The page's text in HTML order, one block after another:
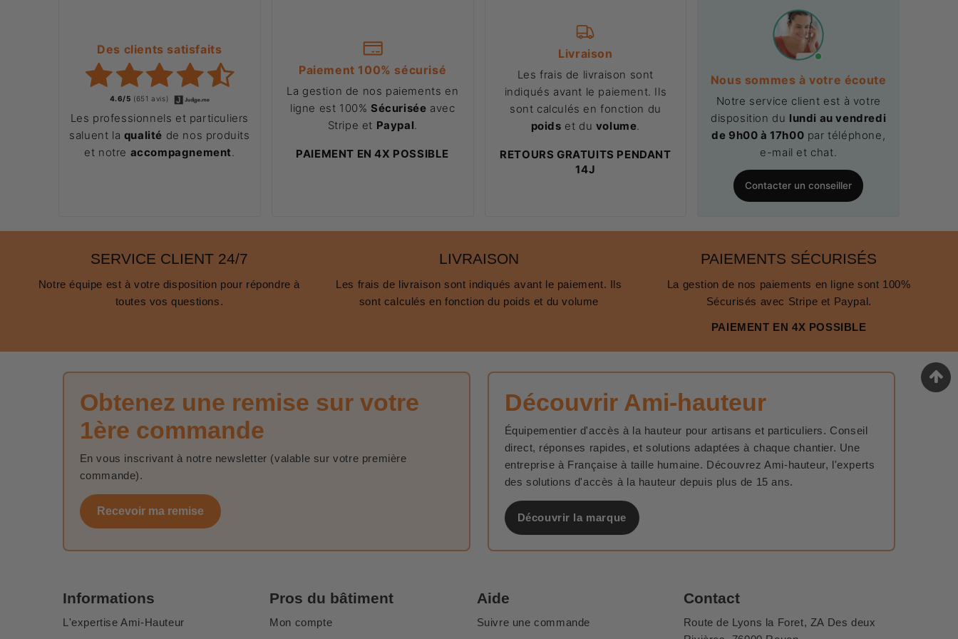
Des clients satisfaits
4.6/5 (651 avis)
Les professionnels et particuliers
saluent la qualité de nos produits
et notre accompagnement
Paiement 100% sécurisé
La gestion de nos paiements en
ligne est 100% Sécurisée avec
Stripe et Paypal
PAIEMENT EN 4X POSSIBLE
Livraison
Les frais de livraison sont
indiqués avant le paiement. Ils
sont calculés en fonction du
poids et du volume.
RETOURS GRATUITS PENDANT
14J
Nous sommes à votre écoute
Notre service client est à votre
disposition du lundi au vendredi
de 9h00 à 17h00 par téléphone,
e-mail et chat.
Contacter un conseiller
SERVICE CLIENT 24/7
Notre équipe est à votre disposition pour répondre à
toutes vos questions.
LIVRAISON
Les frais de livraison sont indiqués avant le paiement. Ils
sont calculés en fonction du poids et du volume
PAIEMENTS SÉCURISÉS
La gestion de nos paiements en ligne sont 100%
Sécurisés avec Stripe et Paypal.
PAIEMENT EN 4X POSSIBLE
Obtenez une remise sur votre
1ère commande
En vous inscrivant à notre newsletter (valable sur votre première
commande).
Recevoir ma remise
Découvrir Ami-hauteur
Équipementier d'accès à la hauteur pour artisans et particuliers. Conseil
direct, réponses rapides, et solutions adaptées à chaque chantier. Une
entreprise à Française à taille humaine. Découvrez Ami-hauteur, l'experts
des solutions d'accès à la hauteur depuis plus de 15 ans.
Découvrir la marque
Informations
L'expertise Ami-Hauteur
Pros du bâtiment
Mon compte
Aide
Suivre une commande
Contact
Route de Lyons la Foret, ZA Des deux